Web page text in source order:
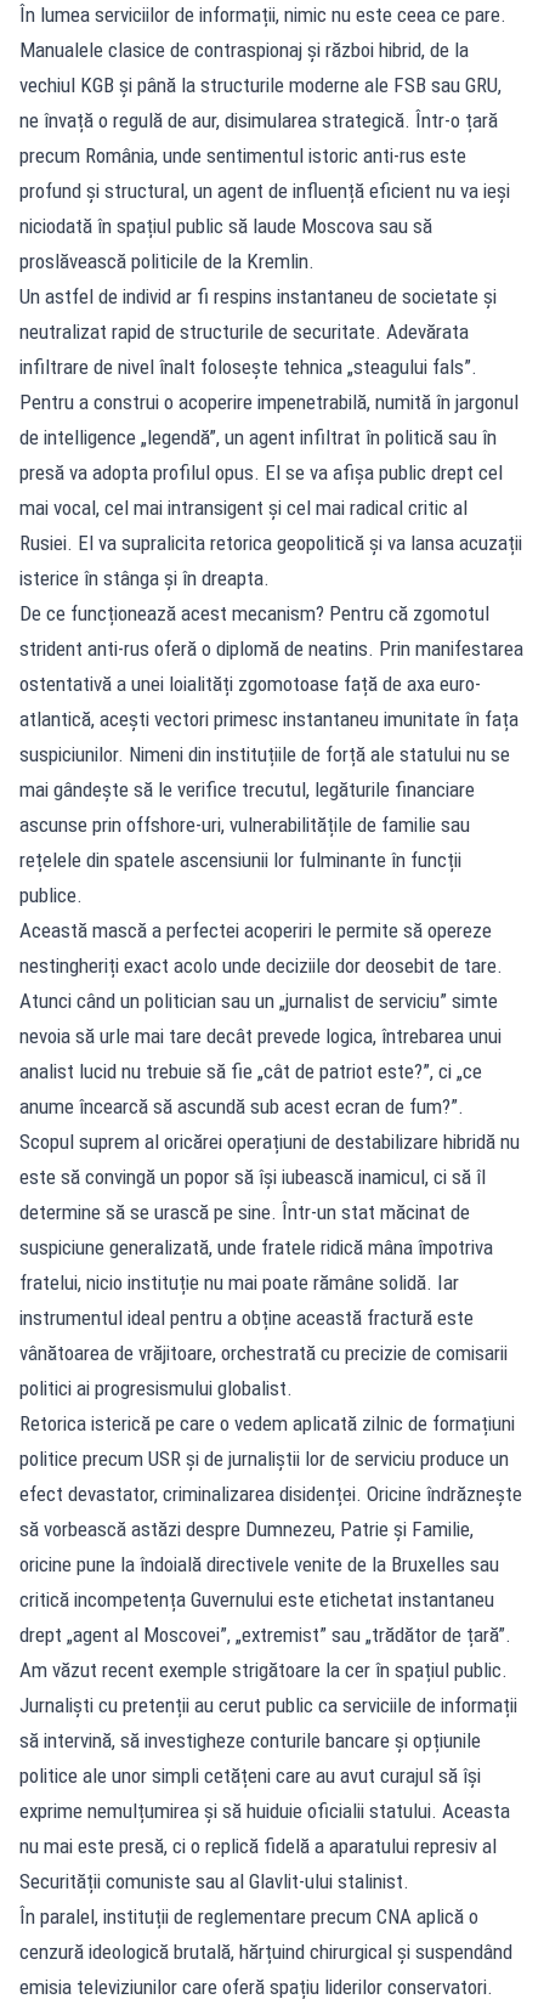
În lumea serviciilor de informații, nimic nu este ceea ce pare.
Manualele clasice de contraspionaj și război hibrid, de la
vechiul KGB și până la structurile moderne ale FSB sau GRU,
ne învață o regulă de aur, disimularea strategică. Într-o țară
precum România, unde sentimentul istoric anti-rus este
profund și structural, un agent de influență eficient nu va ieși
niciodată în spațiul public să laude Moscova sau să
proslăvească politicile de la Kremlin.
Un astfel de individ ar fi respins instantaneu de societate și
neutralizat rapid de structurile de securitate. Adevărata
infiltrare de nivel înalt folosește tehnica „steagului fals”.
Pentru a construi o acoperire impenetrabilă, numită în jargonul
de intelligence „legendă”, un agent infiltrat în politică sau în
presă va adopta profilul opus. El se va afișa public drept cel
mai vocal, cel mai intransigent și cel mai radical critic al
Rusiei. El va supralicita retorica geopolitică și va lansa acuzații
isterice în stânga și în dreapta.
De ce funcționează acest mecanism? Pentru că zgomotul
strident anti-rus oferă o diplomă de neatins. Prin manifestarea
ostentativă a unei loialități zgomotoase față de axa euro-
atlantică, acești vectori primesc instantaneu imunitate în fața
suspiciunilor. Nimeni din instituțiile de forță ale statului nu se
mai gândește să le verifice trecutul, legăturile financiare
ascunse prin offshore-uri, vulnerabilitățile de familie sau
rețelele din spatele ascensiunii lor fulminante în funcții
publice.
Această mască a perfectei acoperiri le permite să opereze
nestingheriți exact acolo unde deciziile dor deosebit de tare.
Atunci când un politician sau un „jurnalist de serviciu” simte
nevoia să urle mai tare decât prevede logica, întrebarea unui
analist lucid nu trebuie să fie „cât de patriot este?”, ci „ce
anume încearcă să ascundă sub acest ecran de fum?”.
Scopul suprem al oricărei operațiuni de destabilizare hibridă nu
este să convingă un popor să își iubească inamicul, ci să îl
determine să se urască pe sine. Într-un stat măcinat de
suspiciune generalizată, unde fratele ridică mâna împotriva
fratelui, nicio instituție nu mai poate rămâne solidă. Iar
instrumentul ideal pentru a obține această fractură este
vânătoarea de vrăjitoare, orchestrată cu precizie de comisarii
politici ai progresismului globalist.
Retorica isterică pe care o vedem aplicată zilnic de formațiuni
politice precum USR și de jurnaliștii lor de serviciu produce un
efect devastator, criminalizarea disidenței. Oricine îndrăznește
să vorbească astăzi despre Dumnezeu, Patrie și Familie,
oricine pune la îndoială directivele venite de la Bruxelles sau
critică incompetența Guvernului este etichetat instantaneu
drept „agent al Moscovei”, „extremist” sau „trădător de țară”.
Am văzut recent exemple strigătoare la cer în spațiul public.
Jurnaliști cu pretenții au cerut public ca serviciile de informații
să intervină, să investigheze conturile bancare și opțiunile
politice ale unor simpli cetățeni care au avut curajul să își
exprime nemulțumirea și să huiduie oficialii statului. Aceasta
nu mai este presă, ci o replică fidelă a aparatului represiv al
Securității comuniste sau al Glavlit-ului stalinist.
În paralel, instituții de reglementare precum CNA aplică o
cenzură ideologică brutală, hărțuind chirurgical și suspendând
emisia televiziunilor care oferă spațiu liderilor conservatori.